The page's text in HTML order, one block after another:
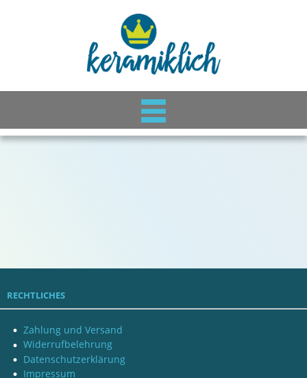
RECHTLICHES
Zahlung und Versand
Widerrufbelehrung
Datenschutzerklärung
Impressum